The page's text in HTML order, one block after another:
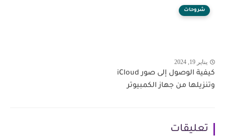
شروحات
يناير 19, 2024
كيفية الوصول إلى صور iCloud
وتنزيلها من جهاز الكمبيوتر
تعليقات